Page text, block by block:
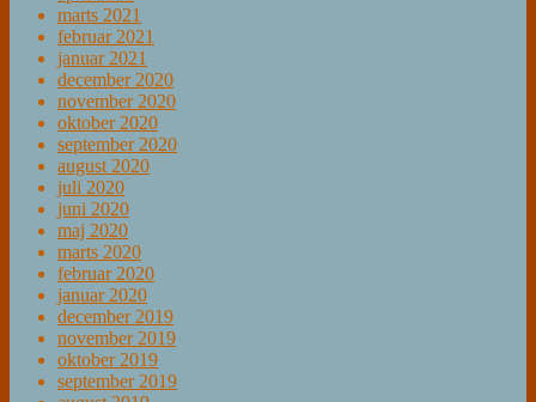
marts 2021
februar 2021
januar 2021
december 2020
november 2020
oktober 2020
september 2020
august 2020
juli 2020
juni 2020
maj 2020
marts 2020
februar 2020
januar 2020
december 2019
november 2019
oktober 2019
september 2019